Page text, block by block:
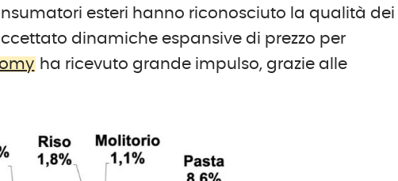
esteri hanno riconosciuto la qualità dei
dinamiche espansive di prezzo per
ha ricevuto grande impulso, grazie alle